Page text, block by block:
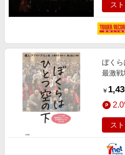
ス
ぼく
最激戦
￥
ス